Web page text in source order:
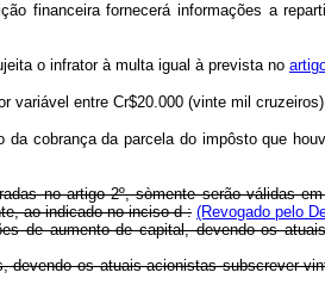
fornecerá informações a
o infrator à multa igual à prevista no
entre Cr$20.000 (vinte mil
da parcela do impôsto que
no artigo 2º, sòmente serão válidas
ao indicado no inciso d : (Revogado pelo
de aumento de capital, devendo os
os atuais acionistas subscrever